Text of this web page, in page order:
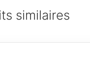
similaires